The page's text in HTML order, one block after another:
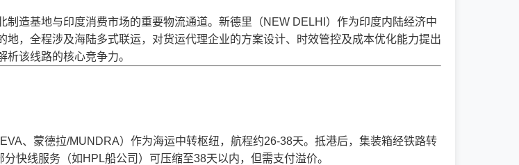
制造基地与印度消费市场的重要物流通道。新德里（NEW DELHI）作为印度内陆经济中
，全程涉及海陆多式联运，对货运代理企业的方案设计、时效管控及成本优化能力提出
该线路的核心竞争力。
、蒙德拉/MUNDRA）作为海运中转枢纽，航程约26-38天。抵港后，集装箱经铁路转
快线服务（如HPL船公司）可压缩至38天以内，但需支付溢价。